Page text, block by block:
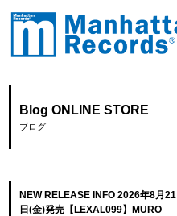
Blog ONLINE STORE
ブログ
NEW RELEASE INFO 2026年8月21
日(金)発売【LEXAL099】MURO